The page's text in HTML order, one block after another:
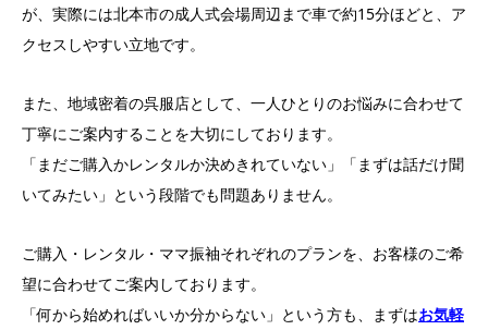
が、実際には北本市の成人式会場周辺まで車で約15分ほどと、ア
クセスしやすい立地です。
また、地域密着の呉服店として、一人ひとりのお悩みに合わせて
丁寧にご案内することを大切にしております。
「まだご購入かレンタルか決めきれていない」「まずは話だけ聞
いてみたい」という段階でも問題ありません。
ご購入・レンタル・ママ振袖それぞれのプランを、お客様のご希
望に合わせてご案内しております。
「何から始めればいいか分からない」という方も、まずはお気軽